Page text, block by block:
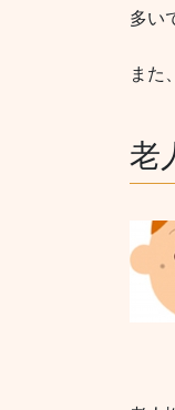
多い
また
老